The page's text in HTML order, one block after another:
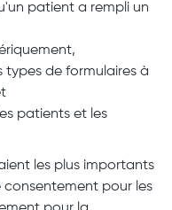
patient a rempli un
types de formulaires à
patients et les
les plus importants
consentement pour les